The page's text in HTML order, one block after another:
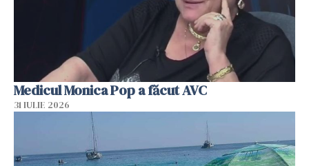
Medicul Monica Pop a făcut AVC
31 IULIE 2026